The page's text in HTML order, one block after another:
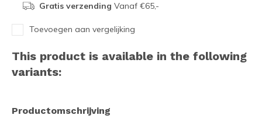
Gratis verzending Vanaf €65,-
Toevoegen aan vergelijking
This product is available in the following
variants:
Productomschrijving